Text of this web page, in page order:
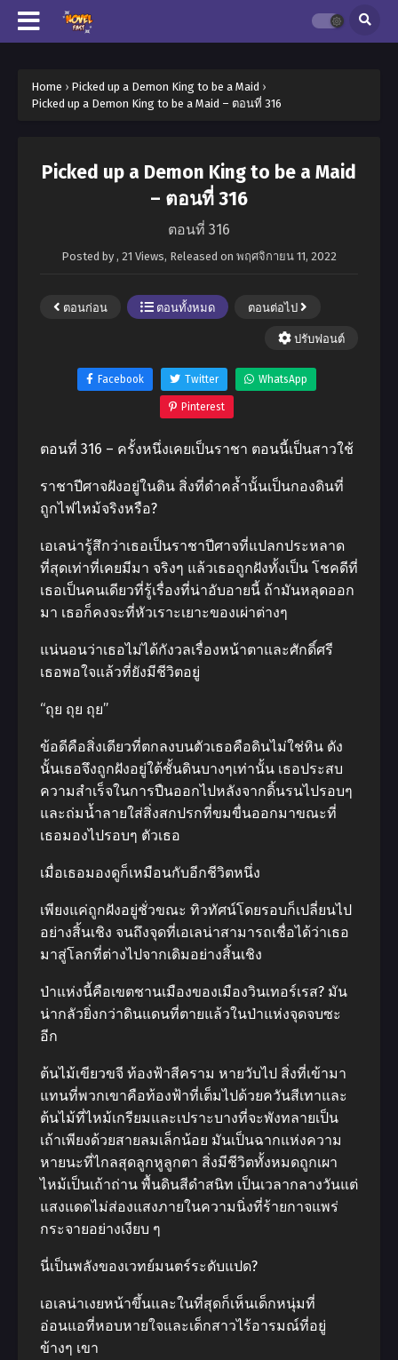
Home › Picked up a Demon King to be a Maid ›
Picked up a Demon King to be a Maid – ตอนที่ 316
Picked up a Demon King to be a Maid
– ตอนที่ 316
ตอนที่ 316
Posted by , 21 Views, Released on พฤศจิกายน 11, 2022
ตอนก่อน ตอนทั้งหมด ตอนต่อไป
ปรับฟอนต์
Facebook Twitter WhatsApp
Pinterest
ตอนที่ 316 – ครั้งหนึ่งเคยเป็นราชา ตอนนี้เป็นสาวใช้
ราชาปีศาจฝังอยู่ในดิน สิ่งที่ดําคล้ำนั้นเป็นกองดินที่
ถูกไฟไหม้จริงหรือ?
เอเลน่ารู้สึกว่าเธอเป็นราชาปีศาจที่แปลกประหลาด
ที่สุดเท่าที่เคยมีมา จริงๆ แล้วเธอถูกฝังทั้งเป็น โชคดีที่
เธอเป็นคนเดียวที่รู้เรื่องที่น่าอับอายนี้ ถ้ามันหลุดออก
มา เธอก็คงจะที่หัวเราะเยาะของเผ่าต่างๆ
แน่นอนว่าเธอไม่ได้กังวลเรื่องหน้าตาและศักดิ์ศรี
เธอพอใจแล้วที่ยังมีชีวิตอยู่
“ถุย ถุย ถุย”
ข้อดีคือสิ่งเดียวที่ตกลงบนตัวเธอคือดินไม่ใช่หิน ดัง
นั้นเธอจึงถูกฝังอยู่ใต้ชั้นดินบางๆเท่านั้น เธอประสบ
ความสําเร็จในการปืนออกไปหลังจากดิ้นรนไปรอบๆ
และถ่มน้ำลายใส่สิ่งสกปรกที่ขมขื่นออกมาขณะที่
เธอมองไปรอบๆ ตัวเธอ
เมื่อเธอมองดูก็เหมือนกับอีกชีวิตหนึ่ง
เพียงแค่ถูกฝังอยู่ชั่วขณะ ทิวทัศน์โดยรอบก็เปลี่ยนไป
อย่างสิ้นเชิง จนถึงจุดที่เอเลน่าสามารถเชื่อได้ว่าเธอ
มาสู่โลกที่ต่างไปจากเดิมอย่างสิ้นเชิง
ป่าแห่งนี้คือเขตชานเมืองของเมืองวินเทอร์เรส? มัน
น่ากลัวยิ่งกว่าดินแดนที่ตายแล้วในป่าแห่งจุดจบซะ
อีก
ต้นไม้เขียวขจี ท้องฟ้าสีคราม หายวับไป สิ่งที่เข้ามา
แทนที่พวกเขาคือท้องฟ้าที่เต็มไปด้วยควันสีเทาและ
ต้นไม้ที่ไหม้เกรียมและเปราะบางที่จะพังทลายเป็น
เถ้าเพียงด้วยสายลมเล็กน้อย มันเป็นฉากแห่งความ
หายนะที่ไกลสุดลูกหูลูกตา สิ่งมีชีวิตทั้งหมดถูกเผา
ไหม้เป็นเถ้าถ่าน พื้นดินสีดําสนิท เป็นเวลากลางวันแต่
แสงแดดไม่ส่องแสงภายในความนิ่งที่ร้ายกาจแพร่
กระจายอย่างเงียบ ๆ
นี่เป็นพลังของเวทย์มนตร์ระดับแปด?
เอเลน่าเงยหน้าขึ้นและในที่สุดก็เห็นเด็กหนุ่มที่
อ่อนแอที่หอบหายใจและเด็กสาวไร้อารมณ์ที่อยู่
ข้างๆ เขา